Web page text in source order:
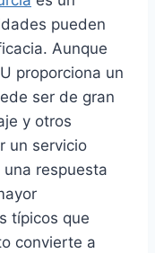
pueden
Aunque
proporciona un
ser de gran
y otros
un servicio
respuesta
típicos que
convierte a